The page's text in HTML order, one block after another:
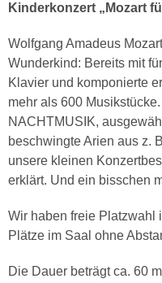
Kinderkonzert „Mozart
Wolfgang Amadeus
Wunderkind: Bereits mit
Klavier und komponierte
mehr als 600
NACHTMUSIK,
beschwingte Arien aus z.
unsere kleinen
erklärt. Und ein bisschen
Wir haben freie Platzwahl
Plätze im Saal ohne
Die Dauer beträgt ca. 60